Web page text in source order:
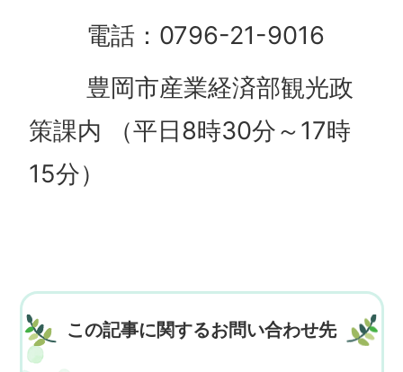
電話：0796-21-9016
豊岡市産業経済部観光政
策課内 （平日8時30分～17時
15分）
この記事に関するお問い合わせ先